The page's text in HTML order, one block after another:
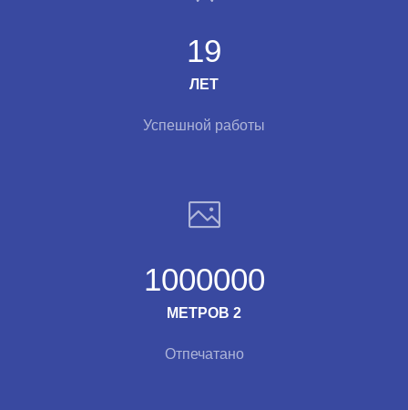
19
ЛЕТ
Успешной работы
1000000
МЕТРОВ 2
Отпечатано